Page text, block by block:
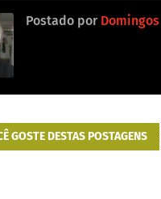
Postado por
GOSTE DESTAS POSTAGENS